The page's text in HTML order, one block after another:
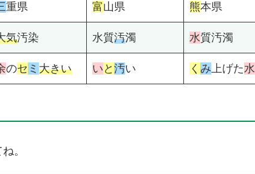
重県 富山県 熊本県
気汚染 水質汚濁 水質汚濁
のセ ミ 大きい い と 汚い く み上げた水
。